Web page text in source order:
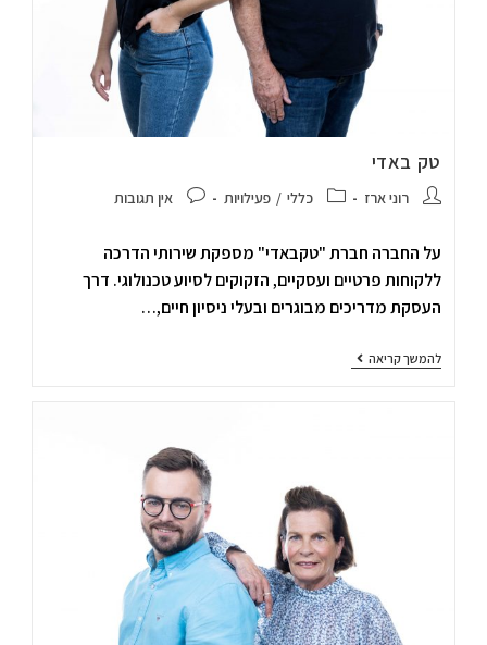
טק באדי
רוני ארז כללי / פעילויות אין תגובות
על החברה חברת "טקבאדי" מספקת שירותי הדרכה
ללקוחות פרטיים ועסקיים, הזקוקים לסיוע טכנולוגי. דרך
העסקת מדריכים מבוגרים ובעלי ניסיון חיים,…
להמשך קריאה